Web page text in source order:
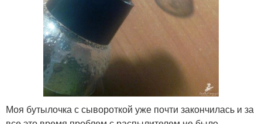
Моя бутылочка с сывороткой уже почти закончилась и за